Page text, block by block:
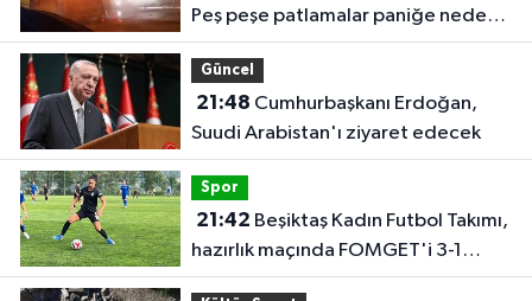
Peş peşe patlamalar paniğe neden
oldu
Güncel
21:48
Suudi Arabistan'ı ziyaret edecek
Spor
21:42
hazırlık maçında FOMGET'i 3-1
mağlup etti